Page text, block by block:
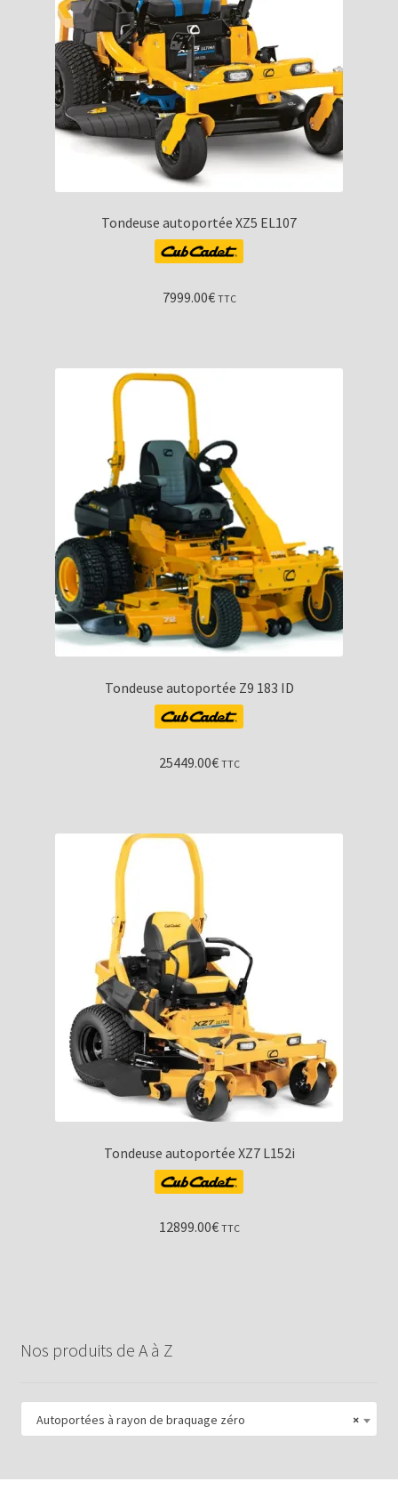
Tondeuse autoportée XZ5 EL107
7999.00€ TTC
Tondeuse autoportée Z9 183 ID
25449.00€ TTC
Tondeuse autoportée XZ7 L152i
12899.00€ TTC
Nos produits de A à Z
×
Autoportées à rayon de braquage zéro